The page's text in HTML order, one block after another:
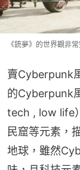
《銃夢》的世界觀非
賣Cyberpunk
的Cyberpunk
tech , low life
民窟等元素，
地球，雖然